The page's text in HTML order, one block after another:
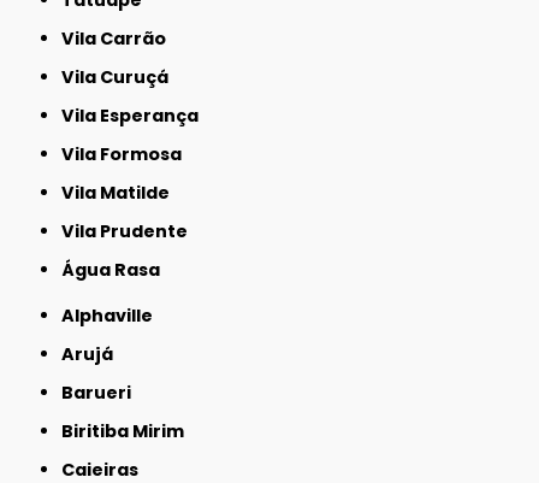
Vila Carrão
Vila Curuçá
Vila Esperança
Vila Formosa
Vila Matilde
Vila Prudente
Água Rasa
Alphaville
Arujá
Barueri
Biritiba Mirim
Caieiras